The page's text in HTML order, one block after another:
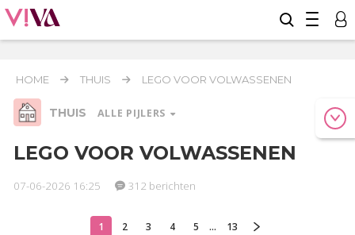
HOME THUIS LEGO VOOR VOLWASSENEN
THUIS ALLE PIJLERS
Relaties Werk & Studie Geld & Recht
LEGO VOOR VOLWASSENEN
07-06-2026 16:25 312 berichten
1 2 3 4 5 ... 13